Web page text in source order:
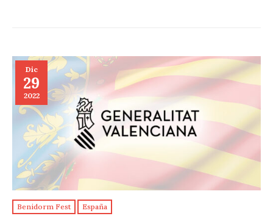
Dic
29
2022
Benidorm Fest España